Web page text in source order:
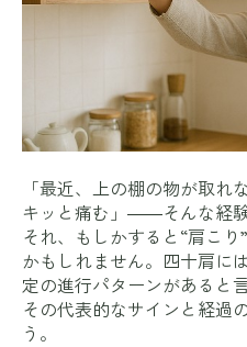
「最近、上の棚の物が取
キッと痛む」――そんな経
それ、もしかすると“肩こり
かもしれません。四十肩に
定の進行パターンがあると
その代表的なサインと経過
う。